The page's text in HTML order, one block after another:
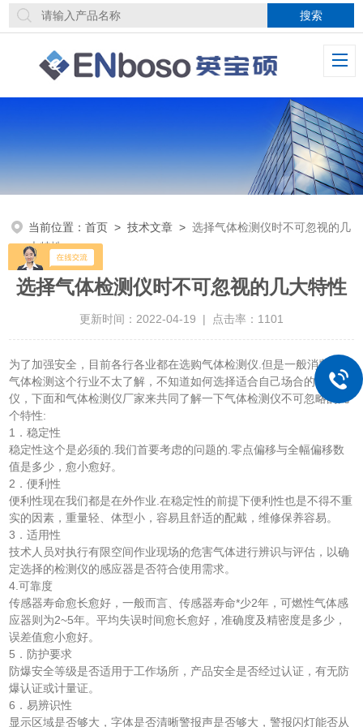
当前位置：首页 >技术文章 >选择气体检测仪时不可忽视的几
大特性
选择气体检测仪时不可忽视的几大特性
更新时间：2022-04-19 | 点击率：1101
为了加强安全，目前各行各业都在选购气体检测仪.但是一般消费者对
气体检测这个行业不太了解，不知道如何选择适合自己场合的检测
仪，下面和气体检测仪厂家来共同了解一下气体检测仪不可忽略的几
个特性:
1．稳定性
稳定性这个是必须的.我们首要考虑的问题的.零点偏移与全幅偏移数
值是多少，愈小愈好。
2．便利性
便利性现在我们都是在外作业.在稳定性的前提下便利性也是不得不重
实的因素，重量轻、体型小，容易且舒适的配戴，维修保养容易。
3．适用性
技术人员对执行有限空间作业现场的危害气体进行辨识与评估，以确
定选择的检测仪的感应器是否符合使用需求。
4.可靠度
传感器寿命愈长愈好，一般而言、传感器寿命*少2年，可燃性气体感
应器则为2~5年。平均失误时间愈长愈好，准确度及精密度是多少，
误差值愈小愈好。
5．防护要求
防爆安全等级是否适用于工作场所，产品安全是否经过认证，有无防
爆认证或计量证。
6．易辨识性
显示区域是否够大，字体是否清晰警报声是否够大，警报闪灯能否从